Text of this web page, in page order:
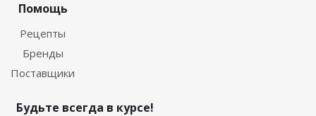
Помощь
Рецепты
Бренды
Поставщики
Будьте всегда в курсе!